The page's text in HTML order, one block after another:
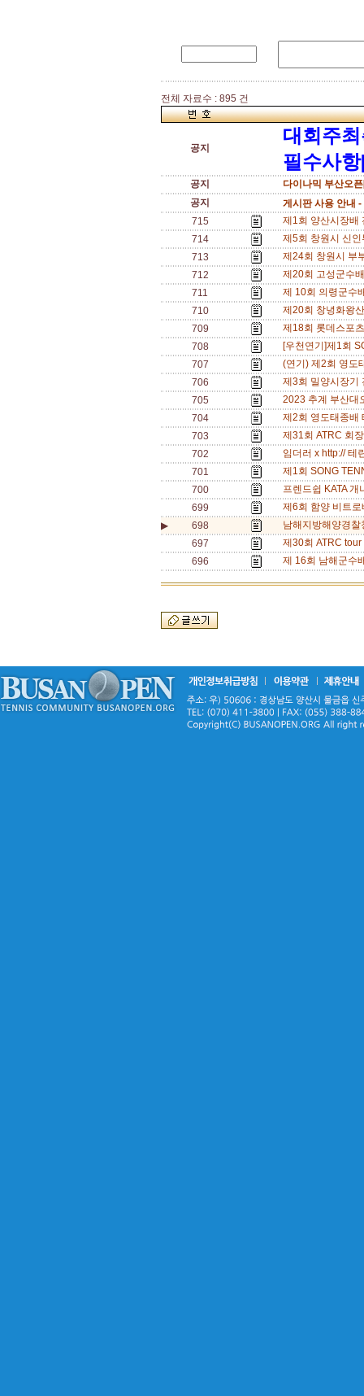
전체 자료수 : 895 건
공지
대회주
필수사
공지
다이나믹 부산오
공지
게시판 사용 안내 -
715
제1회 양산시장배
714
제5회 창원시 신
713
제24회 창원시 부
712
제20회 고성군수
711
제 10회 의령군수
710
제20회 창녕화왕
709
제18회 롯데스포
708
[우천연기]제1회
707
(연기) 제2회 영도
706
제3회 밀양시장기
705
2023 추계 부산대
704
제2회 영도태종배
703
제31회 ATRC 회
702
임더러 x http://
701
제1회 SONG
700
프렌드쉽 KATA
699
제6회 함양 비트
▶
698
남해지방해양경
697
제30회 ATRC
696
제 16회 남해군수